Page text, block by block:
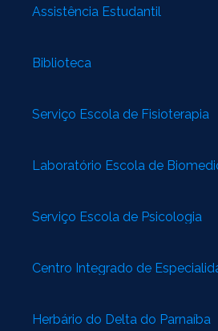
Assistência Estudantil
Biblioteca
Serviço Escola de Fisioterapia
Laboratório Escola de
Serviço Escola de Psicologia
Centro Integrado de
Herbário do Delta do Parnaíba